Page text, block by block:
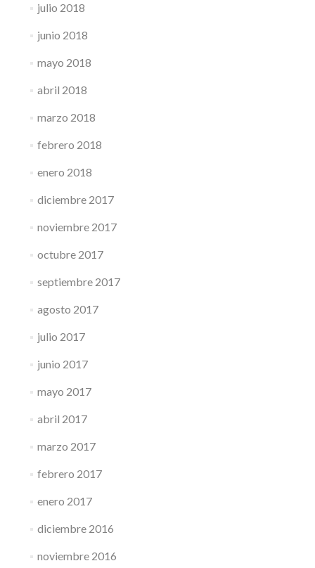
julio 2018
junio 2018
mayo 2018
abril 2018
marzo 2018
febrero 2018
enero 2018
diciembre 2017
noviembre 2017
octubre 2017
septiembre 2017
agosto 2017
julio 2017
junio 2017
mayo 2017
abril 2017
marzo 2017
febrero 2017
enero 2017
diciembre 2016
noviembre 2016